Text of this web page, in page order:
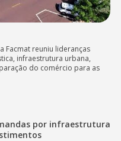
Facmat reuniu lideranças
infraestrutura urbana,
do comércio para as
por infraestrutura